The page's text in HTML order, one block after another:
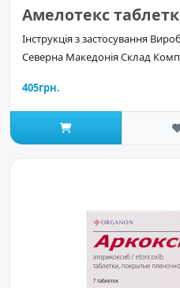
Амелотекс
Інструкція з застосування
Северна Македонія Склад
405грн.